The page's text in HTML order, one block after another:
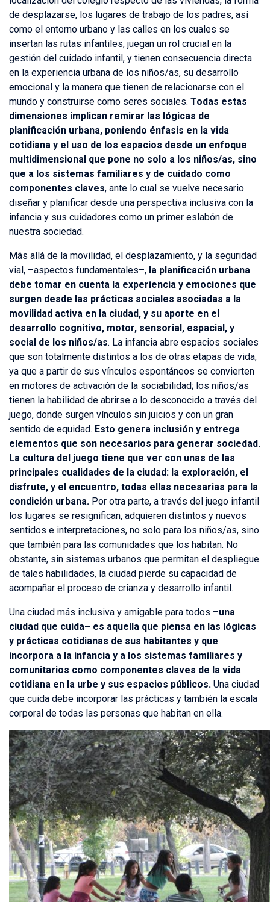
de desplazarse, los lugares de trabajo de los padres, así
como el entorno urbano y las calles en los cuales se
insertan las rutas infantiles, juegan un rol crucial en la
gestión del cuidado infantil, y tienen consecuencia directa
en la experiencia urbana de los niños/as, su desarrollo
emocional y la manera que tienen de relacionarse con el
mundo y construirse como seres sociales. Todas estas
dimensiones implican remirar las lógicas de
planificación urbana, poniendo énfasis en la vida
cotidiana y el uso de los espacios desde un enfoque
multidimensional que pone no solo a los niños/as, sino
que a los sistemas familiares y de cuidado como
componentes claves, ante lo cual se vuelve necesario
diseñar y planificar desde una perspectiva inclusiva con la
infancia y sus cuidadores como un primer eslabón de
nuestra sociedad.
Más allá de la movilidad, el desplazamiento, y la seguridad
vial, –aspectos fundamentales–, la planificación urbana
debe tomar en cuenta la experiencia y emociones que
surgen desde las prácticas sociales asociadas a la
movilidad activa en la ciudad, y su aporte en el
desarrollo cognitivo, motor, sensorial, espacial, y
social de los niños/as. La infancia abre espacios sociales
que son totalmente distintos a los de otras etapas de vida,
ya que a partir de sus vínculos espontáneos se convierten
en motores de activación de la sociabilidad; los niños/as
tienen la habilidad de abrirse a lo desconocido a través del
juego, donde surgen vínculos sin juicios y con un gran
sentido de equidad. Esto genera inclusión y entrega
elementos que son necesarios para generar sociedad.
La cultura del juego tiene que ver con unas de las
principales cualidades de la ciudad: la exploración, el
disfrute, y el encuentro, todas ellas necesarias para la
condición urbana. Por otra parte, a través del juego infantil
los lugares se resignifican, adquieren distintos y nuevos
sentidos e interpretaciones, no solo para los niños/as, sino
que también para las comunidades que los habitan. No
obstante, sin sistemas urbanos que permitan el despliegue
de tales habilidades, la ciudad pierde su capacidad de
acompañar el proceso de crianza y desarrollo infantil.
Una ciudad más inclusiva y amigable para todos –una
ciudad que cuida– es aquella que piensa en las lógicas
y prácticas cotidianas de sus habitantes y que
incorpora a la infancia y a los sistemas familiares y
comunitarios como componentes claves de la vida
cotidiana en la urbe y sus espacios públicos. Una ciudad
que cuida debe incorporar las prácticas y también la escala
corporal de todas las personas que habitan en ella.